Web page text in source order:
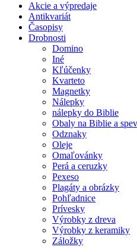
Akcie a výpredaje
Antikvariát
Časopisy
Drobnosti
Domino
Iné
Kľúčenky
Kvarteto
Magnetky
Nálepky
nálepky do Biblie
Obaly na Biblie a
Odznaky
Oleje
Omaľovánky
Perá a ceruzky
Pexeso
Plagáty a obrázky
Pohľadnice
Prívesky
Výrobky z dreva
Výrobky z keramiky
Záložky